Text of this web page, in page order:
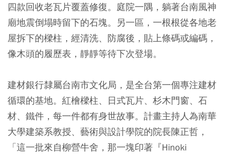
四款回收老瓦片覆蓋修復。庭院一隅，躺著台南風神
廟地震倒塌時留下的石塊。另一區，一根根從各地老
屋拆下的樑柱，經清洗、防腐後，貼上條碼或編碼，
像木頭的履歷表，靜靜等待下次登場。
建材銀行隸屬台南市文化局，是全台第一個專注建材
循環的基地。紅檜樑柱、日式瓦片、杉木門窗、石
材、鐵件，每一件都有身世故事。計畫主持人為南華
大學建築系教授、藝術與設計學院的院長陳正哲，
「這一批來自柳營牛舍，那一塊印著『Hinoki